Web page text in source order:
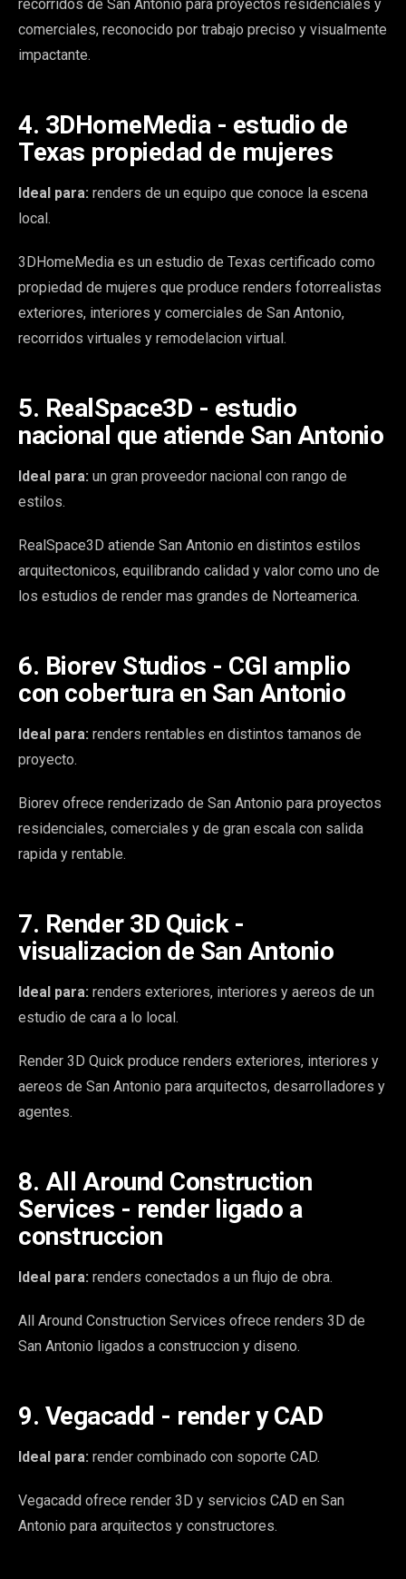
recorridos de San Antonio para proyectos residenciales y
comerciales, reconocido por trabajo preciso y visualmente
impactante.
4. 3DHomeMedia - estudio de
Texas propiedad de mujeres
Ideal para: renders de un equipo que conoce la escena
local.
3DHomeMedia es un estudio de Texas certificado como
propiedad de mujeres que produce renders fotorrealistas
exteriores, interiores y comerciales de San Antonio,
recorridos virtuales y remodelacion virtual.
5. RealSpace3D - estudio
nacional que atiende San Antonio
Ideal para: un gran proveedor nacional con rango de
estilos.
RealSpace3D atiende San Antonio en distintos estilos
arquitectonicos, equilibrando calidad y valor como uno de
los estudios de render mas grandes de Norteamerica.
6. Biorev Studios - CGI amplio
con cobertura en San Antonio
Ideal para: renders rentables en distintos tamanos de
proyecto.
Biorev ofrece renderizado de San Antonio para proyectos
residenciales, comerciales y de gran escala con salida
rapida y rentable.
7. Render 3D Quick -
visualizacion de San Antonio
Ideal para: renders exteriores, interiores y aereos de un
estudio de cara a lo local.
Render 3D Quick produce renders exteriores, interiores y
aereos de San Antonio para arquitectos, desarrolladores y
agentes.
8. All Around Construction
Services - render ligado a
construccion
Ideal para: renders conectados a un flujo de obra.
All Around Construction Services ofrece renders 3D de
San Antonio ligados a construccion y diseno.
9. Vegacadd - render y CAD
Ideal para: render combinado con soporte CAD.
Vegacadd ofrece render 3D y servicios CAD en San
Antonio para arquitectos y constructores.